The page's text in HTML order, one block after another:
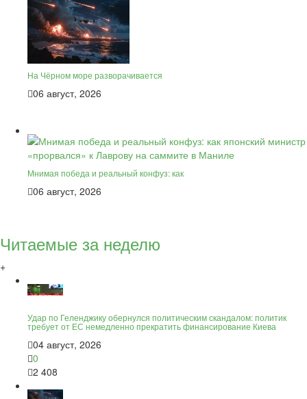
На Чёрном море разворачивается
06 август, 2026
Мнимая победа и реальный конфуз: как
06 август, 2026
Читаемые за неделю
+
Удар по Геленджику обернулся политическим скандалом: политик
требует от ЕС немедленно прекратить финансирование Киева
04 август, 2026
0
2 408